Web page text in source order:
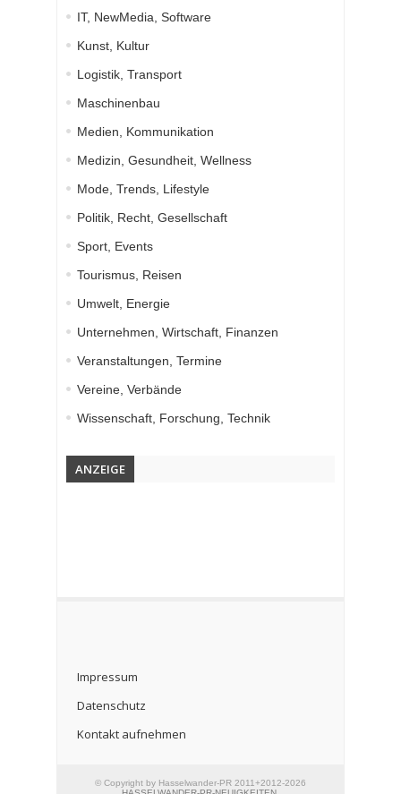
IT, NewMedia, Software
Kunst, Kultur
Logistik, Transport
Maschinenbau
Medien, Kommunikation
Medizin, Gesundheit, Wellness
Mode, Trends, Lifestyle
Politik, Recht, Gesellschaft
Sport, Events
Tourismus, Reisen
Umwelt, Energie
Unternehmen, Wirtschaft, Finanzen
Veranstaltungen, Termine
Vereine, Verbände
Wissenschaft, Forschung, Technik
ANZEIGE
Impressum
Datenschutz
Kontakt aufnehmen
© Copyright by Hasselwander-PR 2011+2012-2026